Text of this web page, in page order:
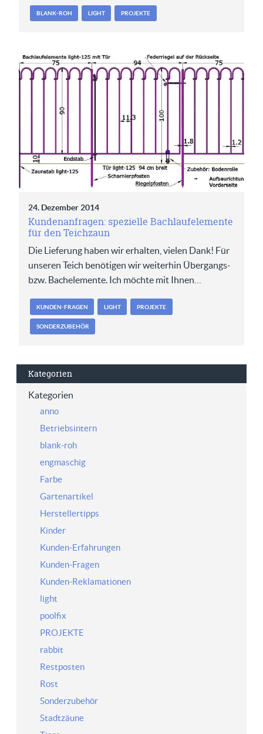
BLANK-ROH LIGHT PROJEKTE
24. Dezember 2014
Kundenanfragen: spezielle Bachlaufelemente
für den Teichzaun
Die Lieferung haben wir erhalten, vielen Dank! Für
unseren Teich benötigen wir weiterhin Übergangs-
bzw. Bachelemente. Ich möchte mit Ihnen…
KUNDEN-FRAGEN LIGHT PROJEKTE
SONDERZUBEHÖR
Kategorien
Kategorien
anno
Betriebsintern
blank-roh
engmaschig
Farbe
Gartenartikel
Herstellertipps
Kinder
Kunden-Erfahrungen
Kunden-Fragen
Kunden-Reklamationen
light
poolfix
PROJEKTE
rabbit
Restposten
Rost
Sonderzubehör
Stadtzäune